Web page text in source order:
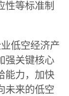
性等标准制
低空经济产
强关键核心
能力，加快
未来的低空